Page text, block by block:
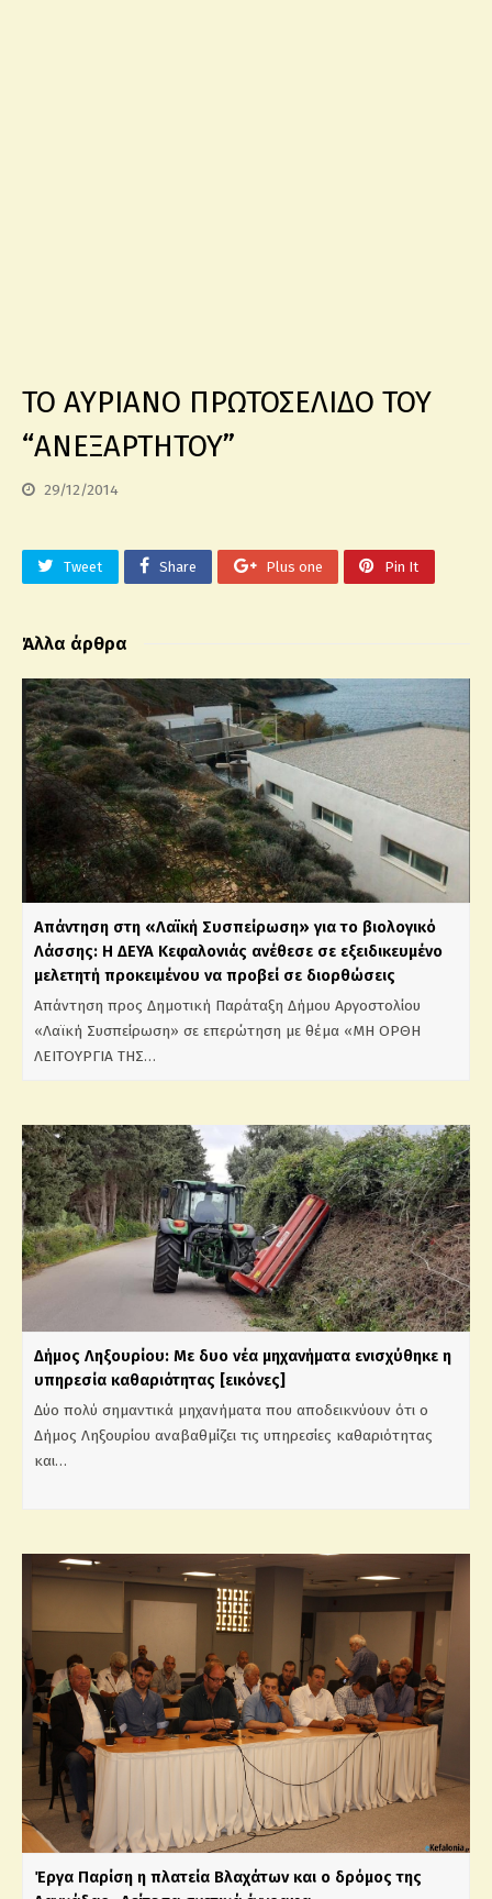
ΤΟ ΑΥΡΙΑΝΟ ΠΡΩΤΟΣΕΛΙΔΟ ΤΟΥ
“ΑΝΕΞΑΡΤΗΤΟΥ”
29/12/2014
Tweet Share Plus one Pin It
Άλλα άρθρα
Απάντηση στη «Λαϊκή Συσπείρωση» για το βιολογικό
Λάσσης: Η ΔΕΥΑ Κεφαλονιάς ανέθεσε σε εξειδικευμένο
μελετητή προκειμένου να προβεί σε διορθώσεις
Απάντηση προς Δημοτική Παράταξη Δήμου Αργοστολίου
«Λαϊκή Συσπείρωση» σε επερώτηση με θέμα «ΜΗ ΟΡΘΗ
ΛΕΙΤΟΥΡΓΙΑ ΤΗΣ…
Δήμος Ληξουρίου: Με δυο νέα μηχανήματα ενισχύθηκε η
υπηρεσία καθαριότητας [εικόνες]
Δύο πολύ σημαντικά μηχανήματα που αποδεικνύουν ότι ο
Δήμος Ληξουρίου αναβαθμίζει τις υπηρεσίες καθαριότητας
και…
Έργα Παρίση η πλατεία Βλαχάτων και ο δρόμος της